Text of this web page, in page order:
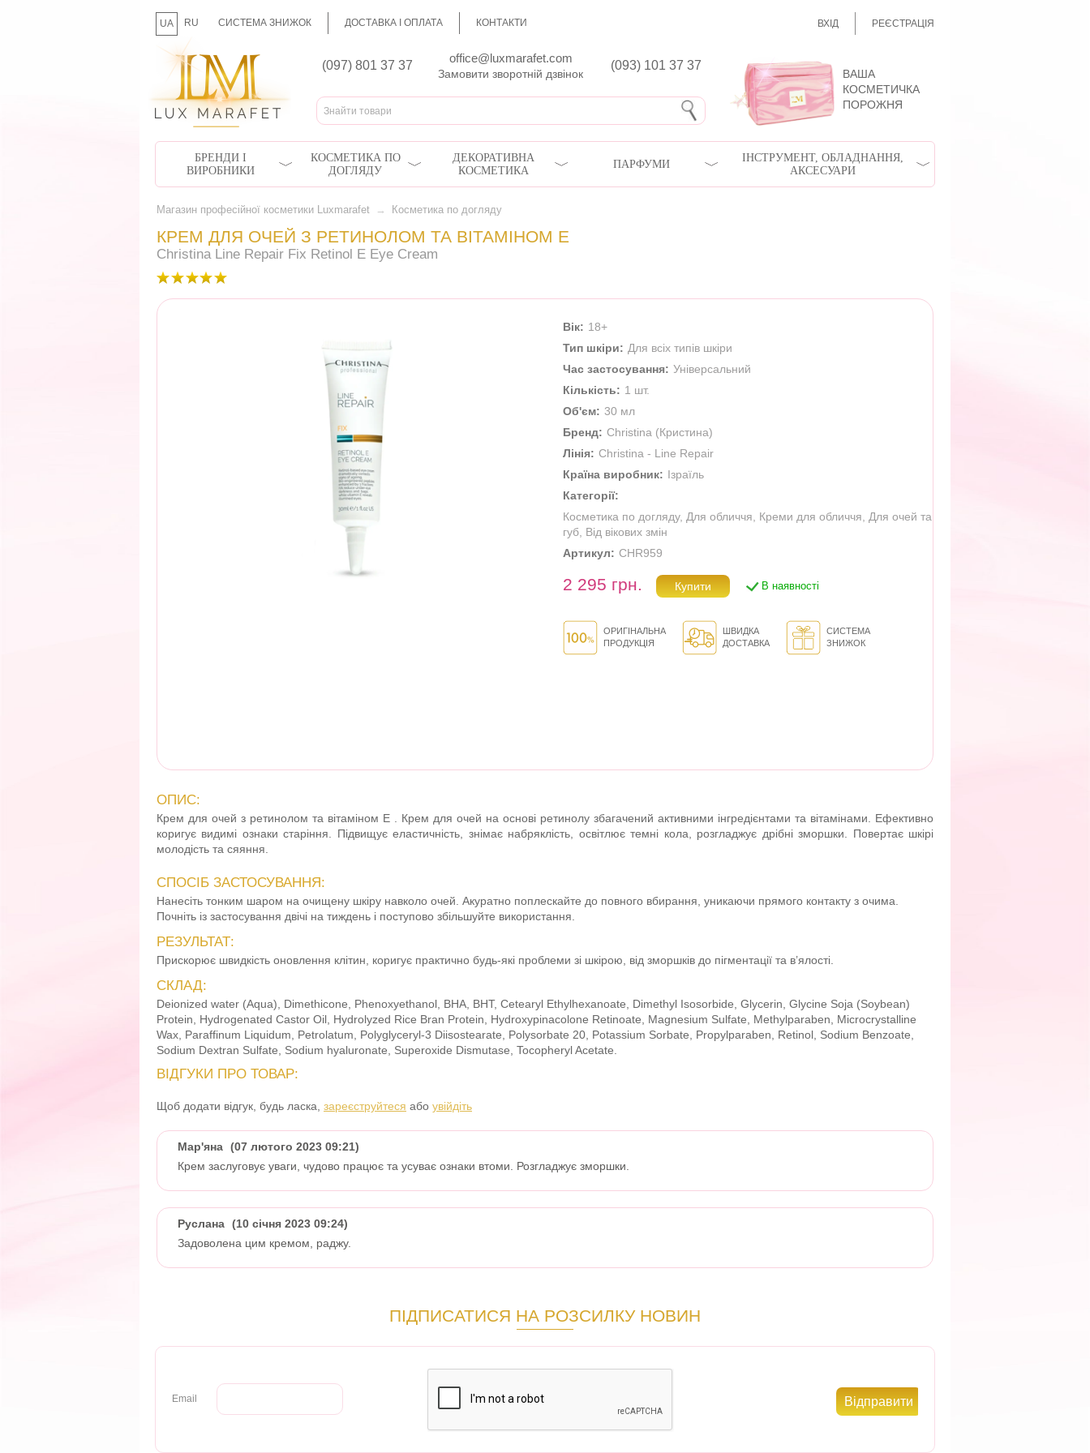
UA RU СИСТЕМА ЗНИЖОК ДОСТАВКА І ОПЛАТА КОНТАКТИ ВХІД РЕЄСТРАЦІЯ
(097) 801 37 37
office@luxmarafet.com
(093) 101 37 37
Замовити зворотній дзвінок
ВАША
КОСМЕТИЧКА
ПОРОЖНЯ
БРЕНДИ І
ВИРОБНИКИ
КОСМЕТИКА ПО
ДОГЛЯДУ
ДЕКОРАТИВНА
КОСМЕТИКА
ПАРФУМИ
ІНСТРУМЕНТ, ОБЛАДНАННЯ,
АКСЕСУАРИ
Магазин професійної косметики Luxmarafet → Косметика по догляду
КРЕМ ДЛЯ ОЧЕЙ З РЕТИНОЛОМ ТА ВІТАМІНОМ Е
Christina Line Repair Fix Retinol E Eye Cream
Вік: 18+
Тип шкіри: Для всіх типів шкіри
Час застосування: Універсальний
Кількість: 1 шт.
Об'єм: 30 мл
Бренд: Christina (Кристина)
Лінія: Christina - Line Repair
Країна виробник: Ізраїль
Категорії:
Косметика по догляду, Для обличчя Креми для обличчя
Для очей та
губ Від вікових змін
Артикул: CHR959
2 295 грн. В наявності
ОРИГІНАЛЬНА
ПРОДУКЦІЯ
ШВИДКА
ДОСТАВКА
СИСТЕМА
ЗНИЖОК
ОПИС:
Крем для очей з ретинолом та вітаміном Е . Крем для очей на основі ретинолу збагачений активними інгредієнтами та вітамінами. Ефективно
коригує видимі ознаки старіння. Підвищує еластичність, знімає набряклість, освітлює темні кола, розгладжує дрібні зморшки. Повертає шкірі
молодість та сяяння.
СПОСІБ ЗАСТОСУВАННЯ:
Нанесіть тонким шаром на очищену шкіру навколо очей. Акуратно поплескайте до повного вбирання, уникаючи прямого контакту з очима.
Почніть із застосування двічі на тиждень і поступово збільшуйте використання.
РЕЗУЛЬТАТ:
Прискорює швидкість оновлення клітин, коригує практично будь-які проблеми зі шкірою, від зморшків до пігментації та в’ялості.
СКЛАД:
Deionized water (Aqua), Dimethicone, Phenoxyethanol, BHA, BHT, Cetearyl Ethylhexanoate, Dimethyl Isosorbide, Glycerin, Glycine Soja (Soybean)
Protein, Hydrogenated Castor Oil, Hydrolyzed Rice Bran Protein, Hydroxypinacolone Retinoate, Magnesium Sulfate, Methylparaben, Microcrystalline
Wax, Paraffinum Liquidum, Petrolatum, Polyglyceryl-3 Diisostearate, Polysorbate 20, Potassium Sorbate, Propylparaben, Retinol, Sodium Benzoate,
Sodium Dextran Sulfate, Sodium hyaluronate, Superoxide Dismutase, Tocopheryl Acetate.
ВІДГУКИ ПРО ТОВАР:
Щоб додати відгук, будь ласка, зареєструйтеся або увійдіть
Мар'яна (07 лютого 2023 09:21)
Крем заслуговує уваги, чудово працює та усуває ознаки втоми. Розгладжує зморшки.
Руслана (10 січня 2023 09:24)
Задоволена цим кремом, раджу.
ПІДПИСАТИСЯ НА РОЗСИЛКУ НОВИН
Email